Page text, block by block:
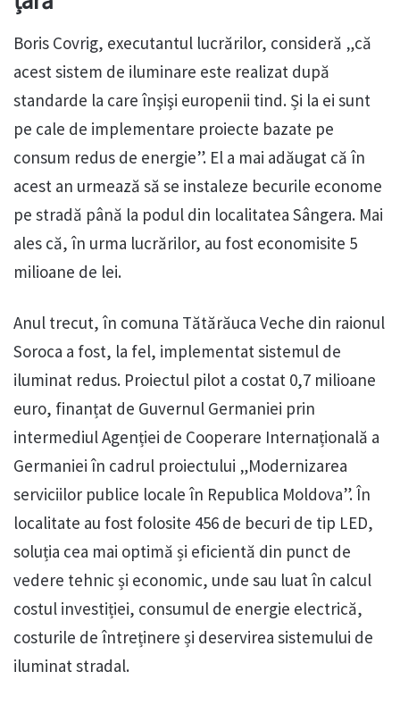
Boris Covrig, executantul lucrărilor, consideră „că
acest sistem de iluminare este realizat după
standarde la care înşişi europenii tind. Și la ei sunt
pe cale de implementare proiecte bazate pe
consum redus de energie”. El a mai adăugat că în
acest an urmează să se instaleze becurile econome
pe stradă până la podul din localitatea Sângera. Mai
ales că, în urma lucrărilor, au fost economisite 5
milioane de lei.
Anul trecut, în comuna Tătărăuca Veche din raionul
Soroca a fost, la fel, implementat sistemul de
iluminat redus. Proiectul pilot a costat 0,7 milioane
euro, finanțat de Guvernul Germaniei prin
intermediul Agenției de Cooperare Internațională a
Germaniei în cadrul proiectului „Modernizarea
serviciilor publice locale în Republica Moldova”. În
localitate au fost folosite 456 de becuri de tip LED,
soluția cea mai optimă și eficientă din punct de
vedere tehnic și economic, unde sau luat în calcul
costul investiției, consumul de energie electrică,
costurile de întreținere și deservirea sistemului de
iluminat stradal.